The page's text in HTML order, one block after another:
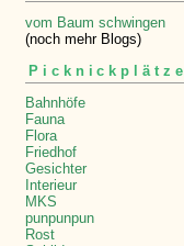
vom Baum schwingen
(noch mehr Blogs)
Picknickplätze
Bahnhöfe
Fauna
Flora
Friedhof
Gesichter
Interieur
MKS
punpunpun
Rost